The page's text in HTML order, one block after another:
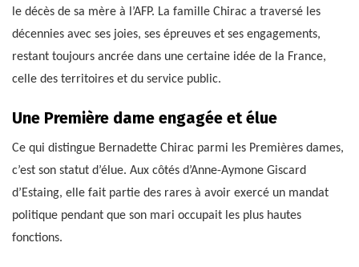
le décès de sa mère à l’AFP. La famille Chirac a traversé les
décennies avec ses joies, ses épreuves et ses engagements,
restant toujours ancrée dans une certaine idée de la France,
celle des territoires et du service public.
Une Première dame engagée et élue
Ce qui distingue Bernadette Chirac parmi les Premières dames,
c’est son statut d’élue. Aux côtés d’Anne-Aymone Giscard
d’Estaing, elle fait partie des rares à avoir exercé un mandat
politique pendant que son mari occupait les plus hautes
fonctions.